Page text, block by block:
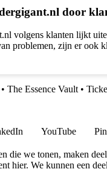
door
volgens klanten lijkt
problemen, zijn er
• The Essence Vault•
YouTube
die we tonen, maken
hier. We kunnen een